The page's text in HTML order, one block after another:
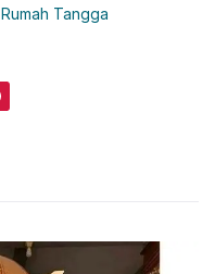
Rumah Tangga